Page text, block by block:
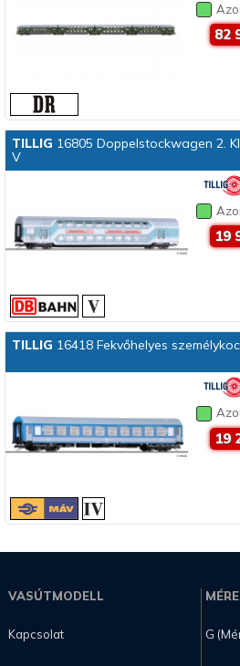
82
TILLIG 16805 Doppelstockwagen 2.
V
19
TILLIG 16418 Fekvőhelyes
19
VASÚTMODELL
Kapcsolat G